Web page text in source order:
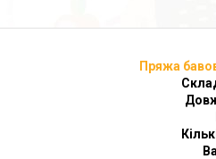
Пряжа